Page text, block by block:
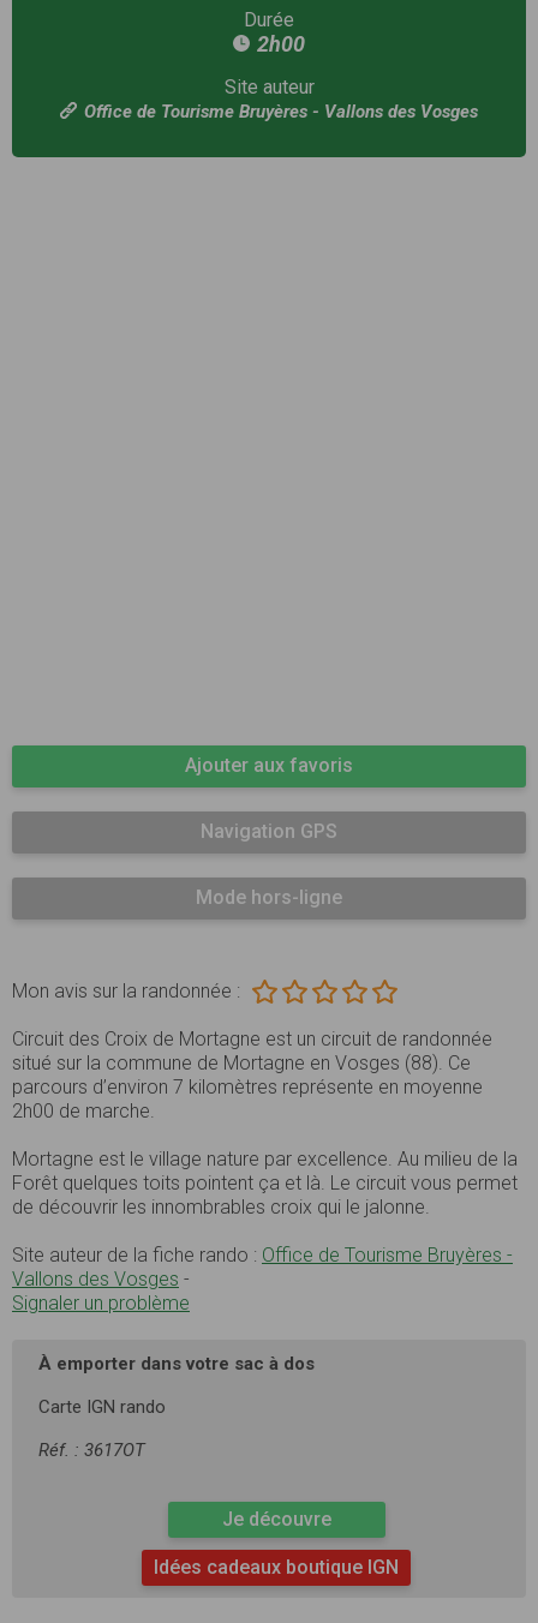
Durée
2h00
Site auteur
Office de Tourisme Bruyères - Vallons des Vosges
Ajouter aux favoris
Navigation GPS
Mode hors-ligne
Mon avis sur la randonnée :
Circuit des Croix de Mortagne est un circuit de randonnée
situé sur la commune de Mortagne en Vosges (88). Ce
parcours d’environ 7 kilomètres représente en moyenne
2h00 de marche.
Mortagne est le village nature par excellence. Au milieu de la
Forêt quelques toits pointent ça et là. Le circuit vous permet
de découvrir les innombrables croix qui le jalonne.
Site auteur de la fiche rando : Office de Tourisme Bruyères -
Vallons des Vosges -
Signaler un problème
À emporter dans votre sac à dos
Carte IGN rando
Réf. : 3617OT
Je découvre
Idées cadeaux boutique IGN